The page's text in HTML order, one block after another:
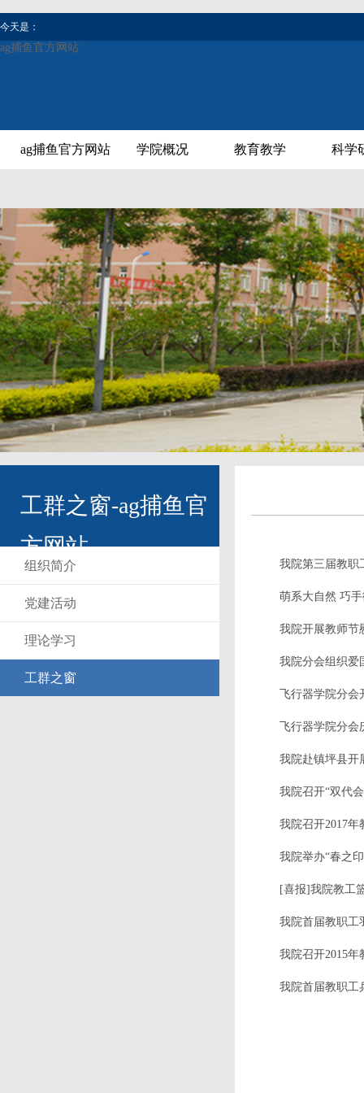
今天是：
ag捕鱼官方网站
ag捕鱼官方网站 学院概况 教育教学 科学
工群之窗-ag捕鱼官
方网站
组织简介
党建活动
理论学习
工群之窗
我院第三届教职
萌系大自然 巧
我院开展教师节
我院分会组织爱
飞行器学院分
飞行器学院分
我院赴镇坪县开
我院召开“双代
我院召开2017年
我院举办“春之
[喜报]我院教工
我院首届教职工
我院召开2015年
我院首届教职工